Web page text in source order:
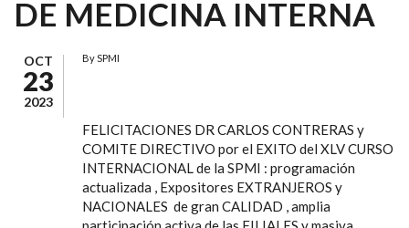
DE MEDICINA INTERNA
OCT
23
2023
BySPMI
FELICITACIONES DR CARLOS CONTRERAS y
COMITE DIRECTIVO por el EXITO del XLV CURSO
INTERNACIONAL de la SPMI : programación
actualizada , Expositores EXTRANJEROS y
NACIONALES de gran CALIDAD , amplia